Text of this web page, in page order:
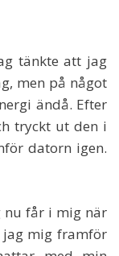
tänkte att jag
men på något
ändå. Efter
tryckt ut den i
datorn igen.
nu får i mig när
jag mig framför